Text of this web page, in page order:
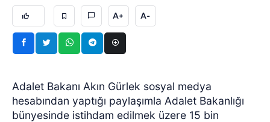
A+ A-
Adalet Bakanı Akın Gürlek sosyal medya
hesabından yaptığı paylaşımla Adalet Bakanlığı
bünyesinde istihdam edilmek üzere 15 bin